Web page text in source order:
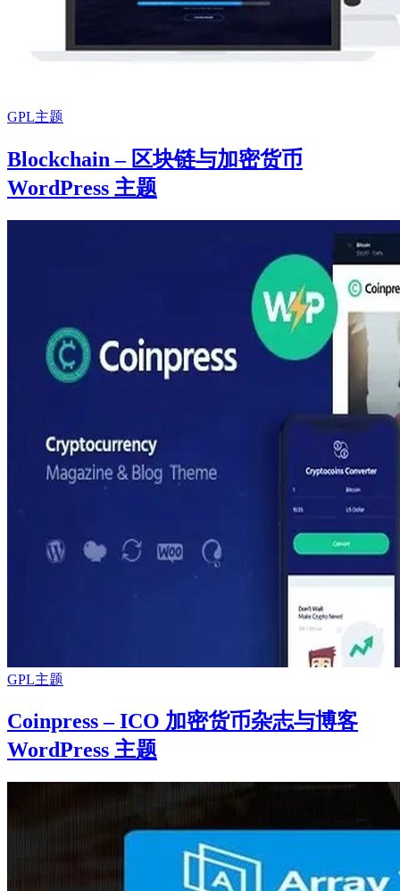
GPL主题
Blockchain – 区块链与加密货币
WordPress 主题
GPL主题
Coinpress – ICO 加密货币杂志与博客
WordPress 主题